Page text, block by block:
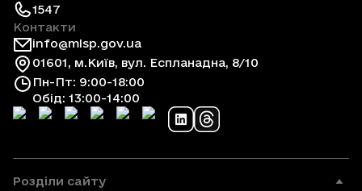
1547
Контакти
info@mlsp.gov.ua
01601, м.Київ, вул. Еспланадна, 8/10
Пн-Пт: 9:00-18:00
Обід: 13:00-14:00
Розділи сайту